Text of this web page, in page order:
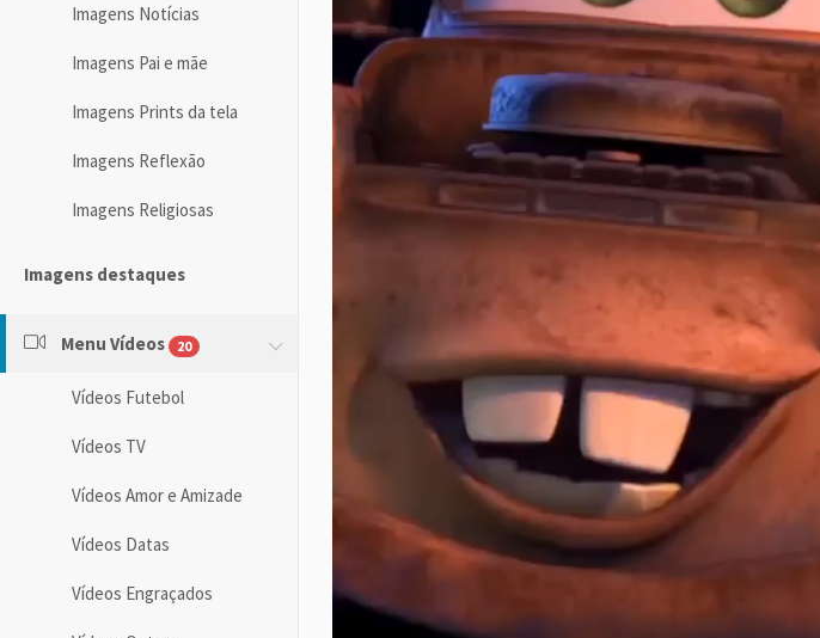
Imagens Notícias
Imagens Pai e mãe
Imagens Prints da tela
Imagens Reflexão
Imagens Religiosas
Imagens destaques
Menu Vídeos 20
Vídeos Futebol
Vídeos TV
Vídeos Amor e Amizade
Vídeos Datas
Vídeos Engraçados